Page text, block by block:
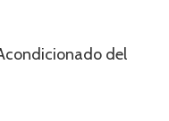
del